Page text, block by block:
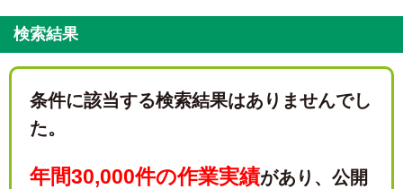
検索結果
条件に該当する検索結果はありませんでし
た。
年間30,000件の作業実績があり、 公開